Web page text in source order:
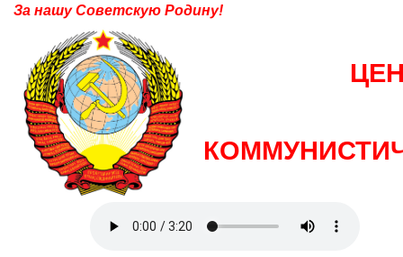
За нашу Советскую Родину!